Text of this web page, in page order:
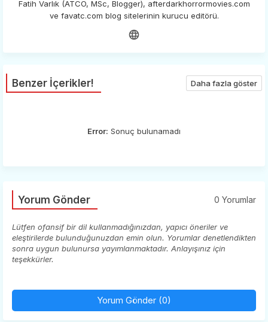
Fatih Varlık (ATCO, MSc, Blogger), afterdarkhorrormovies.com
ve favatc.com blog sitelerinin kurucu editörü.
Benzer İçerikler! Daha fazla göster
Error: Sonuç bulunamadı
Yorum Gönder 0 Yorumlar
Lütfen ofansif bir dil kullanmadığınızdan, yapıcı öneriler ve
eleştirilerde bulunduğunuzdan emin olun. Yorumlar denetlendikten
sonra uygun bulunursa yayımlanmaktadır. Anlayışınız için
teşekkürler.
Yorum Gönder (0)